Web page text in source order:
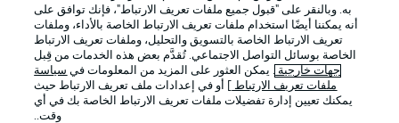
الإعلانات الإخطارات القانونية
به. وبالنقر على "قبول جميع ملفات تعريف الارتباط"، فإنك توافق على
أنه يمكننا أيضًا استخدام ملفات تعريف الارتباط الخاصة بالأداء، وملفات
تعريف الارتباط الخاصة بالتسويق والتحليل، وملفات تعريف الارتباط
الخاصة بوسائل التواصل الاجتماعي. تُقدَّم بعض هذه الخدمات من قِبل
جهات خارجية . يمكن العثور على المزيد من المعلومات في سياسة
ملفات تعريف الارتباط
] أو في إعدادات ملف تعريف الارتباط حيث
يمكنك تعيين إدارة تفضيلات ملفات تعريف الارتباط الخاصة بك في أي
وقت..